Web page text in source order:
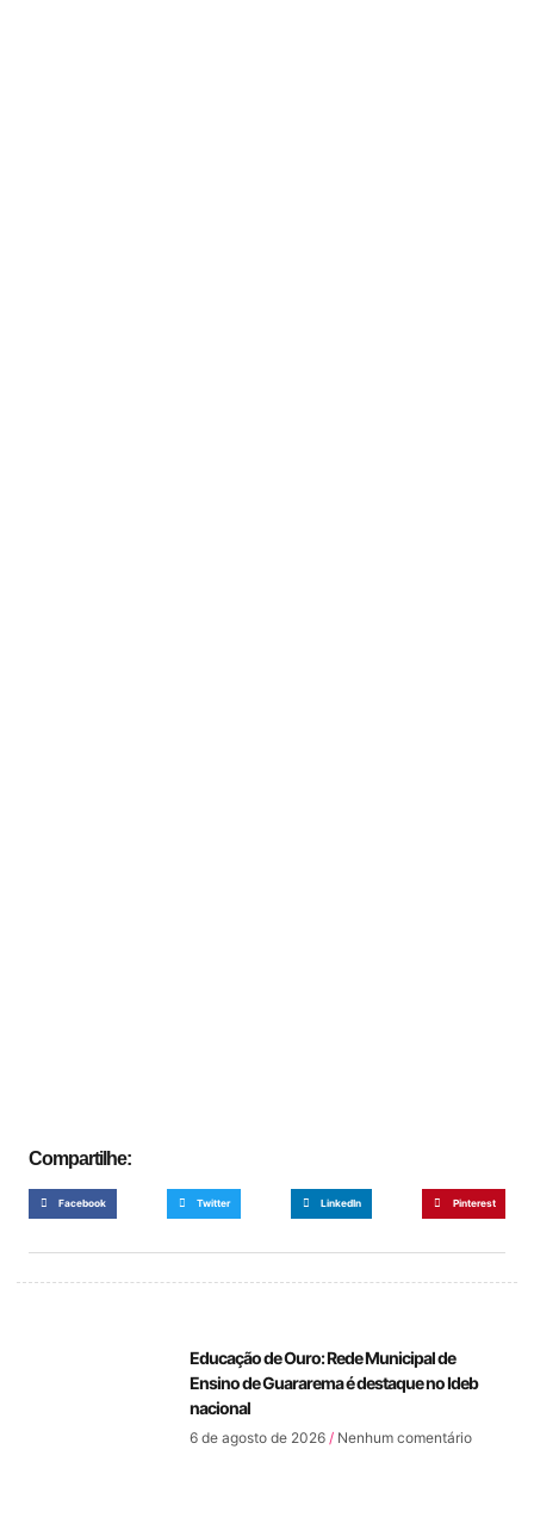
Compartilhe:
Facebook Twitter LinkedIn Pinterest
Educação de Ouro: Rede Municipal de
Ensino de Guararema é destaque no Ideb
nacional
6 de agosto de 2026 Nenhum comentário